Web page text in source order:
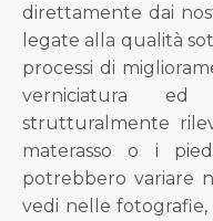
direttamente dai
legate alla qualità
processi di
verniciatura ed
strutturalmente
materasso o i
potrebbero variare
vedi nelle